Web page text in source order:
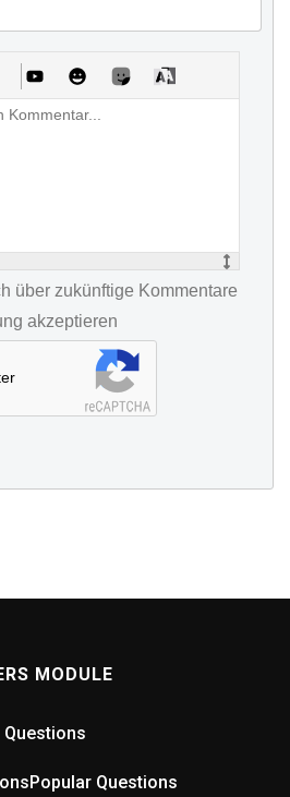
über zukünftige Kommentare
akzeptieren
MODULE
Questions
Popular Questions